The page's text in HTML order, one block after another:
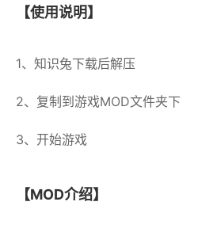
【使用说明】
1、知识兔下载后解压
2、复制到游戏MOD文件夹下
3、开始游戏
【MOD介绍】